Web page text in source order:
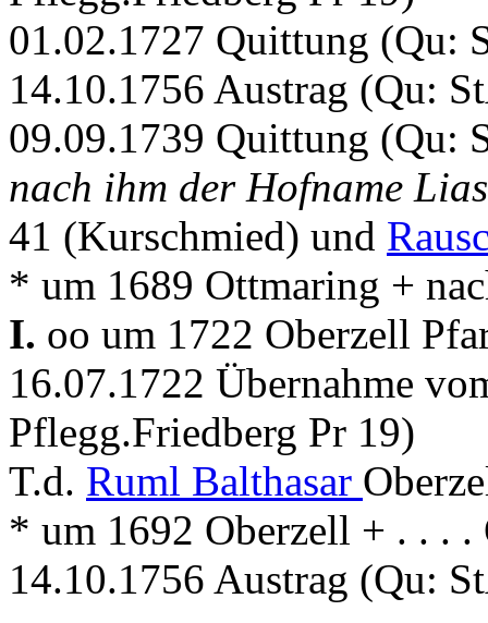
01.02.1727 Quittung (Qu:
14.10.1756 Austrag (Qu:
09.09.1739 Quittung (Qu:
nach ihm der Hofname
41 (Kurschmied) und
* um 1689 Ottmaring +
I. oo um 1722 Oberzell
16.07.1722 Übernahme
Pflegg.Friedberg Pr 19)
T.d. Ruml Balthasar
* um 1692 Oberzell + . . . .
14.10.1756 Austrag (Qu: